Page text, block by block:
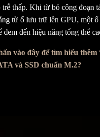
trễ thấp. Khi từ bỏ công đoạn
từ ổ lưu trữ lên GPU, một
đem đến hiệu năng tổng thể
vào đây để tìm hiểu
và SSD chuẩn M.2?